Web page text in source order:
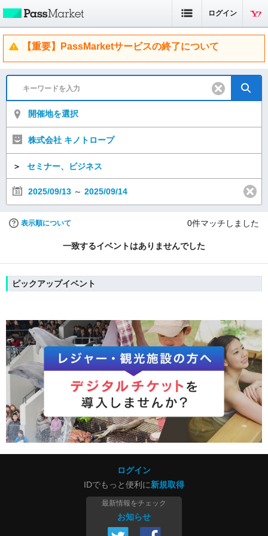
ログイン
【重要】PassMarketサービスの終了について
開催地を選択
株式会社 キノトロープ
＞ セミナー、ビジネス
2025/09/13 ～ 2025/09/14
表示順について 0件マッチしました
一致するイベントはありませんでした
ピックアップイベント
ログイン
IDでもっと便利に新規取得
最新情報をチェック
お知らせ